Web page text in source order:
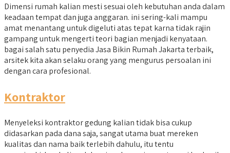
Dimensi rumah kalian mesti sesuai oleh kebutuhan anda dalam
keadaan tempat dan juga anggaran. ini sering-kali mampu
amat menantang untuk digeluti atas tepat karna tidak rajin
gampang untuk mengerti teori bagian menjadi kenyataan.
bagai salah satu penyedia Jasa Bikin Rumah Jakarta terbaik,
arsitek kita akan selaku orang yang mengurus persoalan ini
dengan cara profesional.
Kontraktor
Menyeleksi kontraktor gedung kalian tidak bisa cukup
didasarkan pada dana saja, sangat utama buat mereken
kualitas dan nama baik terlebih dahulu, itu tentu